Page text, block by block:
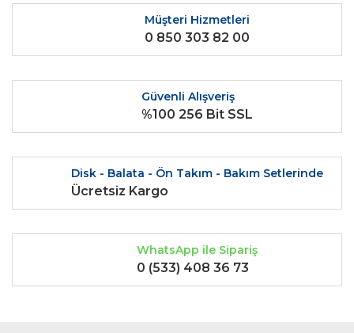
Ürün fiyatı diğer sitelerden daha pahalı.
Bu ürüne benzer farklı alternatifler olmalı.
Müşteri Hizmetleri
0 850 303 82 00
Güvenli Alışveriş
%100 256 Bit SSL
Disk - Balata - Ön Takım - Bakım Setlerinde
Ücretsiz Kargo
WhatsApp ile Sipariş
0 (533) 408 36 73